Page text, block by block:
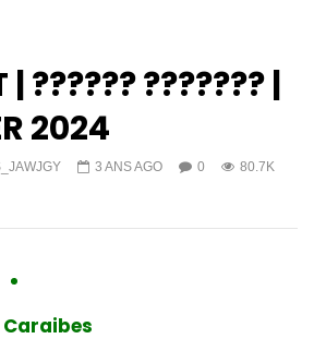
| ?????? ??????? |
2024
3 ANS AGO 0
80.7K
Caraibes